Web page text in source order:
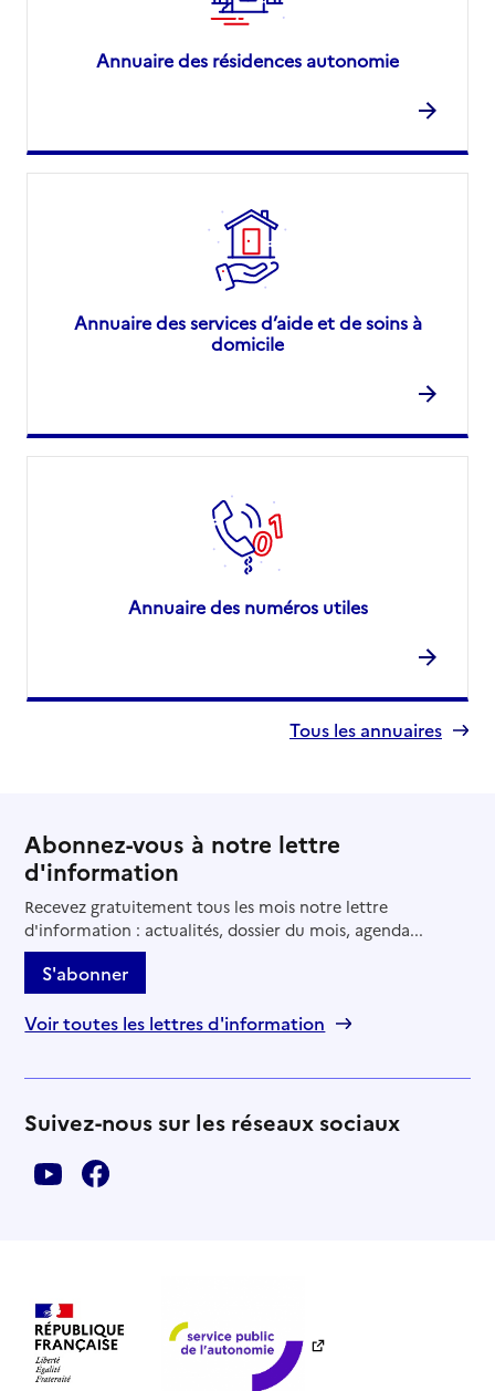
Annuaire des résidences autonomie
Annuaire des services d’aide et de soins à
domicile
Annuaire des numéros utiles
Tous les annuaires
Abonnez-vous à notre lettre
d'information
Recevez gratuitement tous les mois notre lettre
d'information : actualités, dossier du mois, agenda...
S'abonner
Voir toutes les lettres d'information
Suivez-nous sur les réseaux sociaux